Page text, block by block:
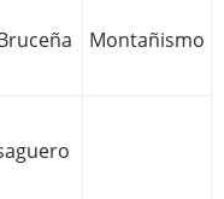
Montañismo